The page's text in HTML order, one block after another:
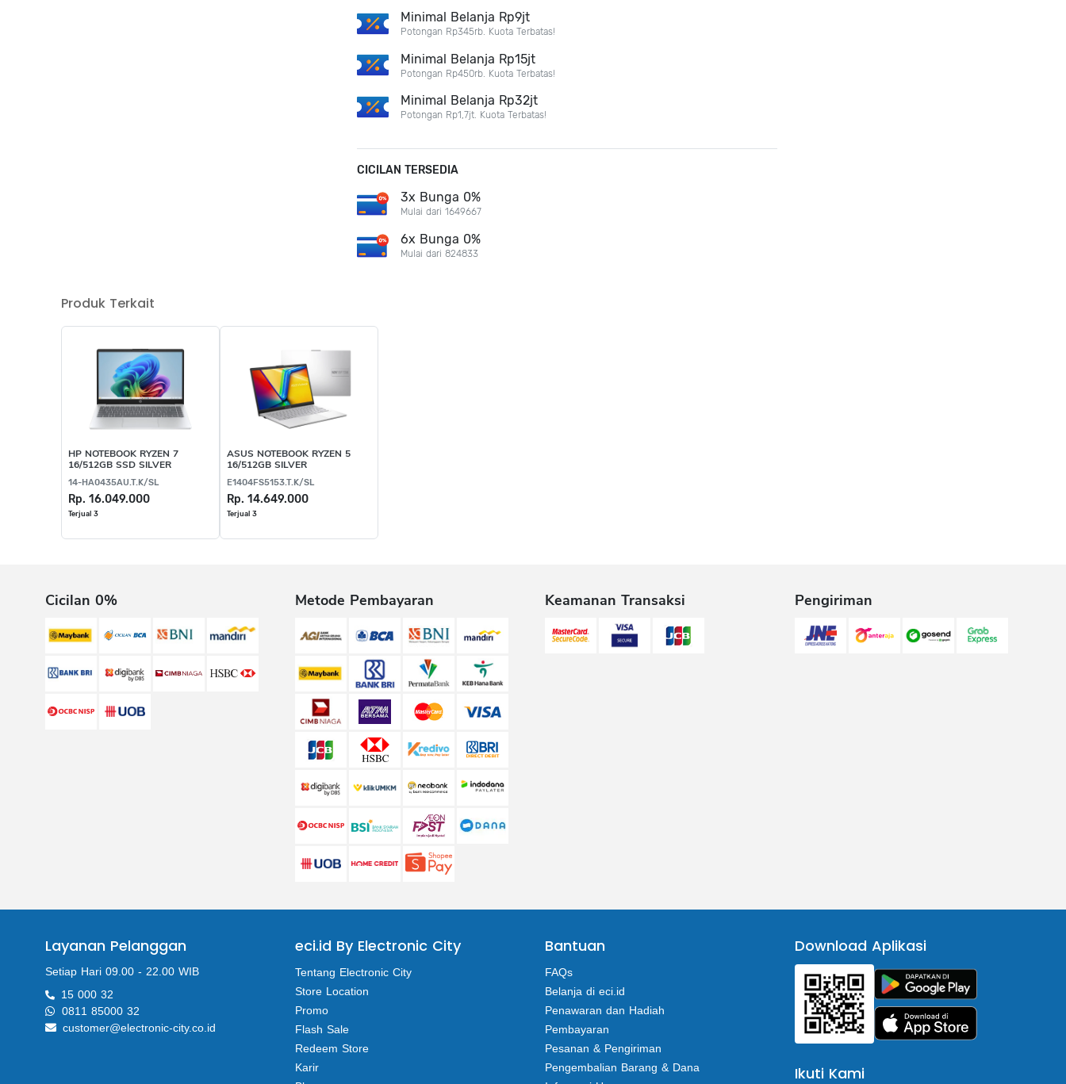
Minimal Belanja Rp9jt
Potongan Rp345rb. Kuota Terbatas!
Minimal Belanja Rp15jt
Potongan Rp450rb. Kuota Terbatas!
Minimal Belanja Rp32jt
Potongan Rp1,7jt. Kuota Terbatas!
CICILAN TERSEDIA
3x Bunga 0%
Mulai dari 1649667
6x Bunga 0%
Mulai dari 824833
Produk Terkait
HP NOTEBOOK RYZEN 7
16/512GB SSD SILVER
14-HA0435AU.T.K/SL
Rp. 16.049.000
Terjual 3
ASUS NOTEBOOK RYZEN 5
16/512GB SILVER
E1404FS5153.T.K/SL
Rp. 14.649.000
Terjual 3
Cicilan 0% Metode Pembayaran Keamanan Transaksi Pengiriman
Layanan Pelanggan
Setiap Hari 09.00 - 22.00 WIB
15 000 32
0811 85000 32
customer@electronic-city.co.id
eci.id By Electronic City
Tentang Electronic City
Store Location
Promo
Flash Sale
Redeem Store
Karir
Bantuan
FAQs
Belanja di eci.id
Penawaran dan Hadiah
Pembayaran
Pesanan & Pengiriman
Pengembalian Barang & Dana
Download Aplikasi
Ikuti Kami